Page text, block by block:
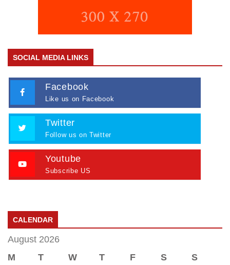
SOCIAL MEDIA LINKS
Facebook
Like us on Facebook
Twitter
Follow us on Twitter
Youtube
Subscribe US
CALENDAR
August 2026
M
T W T F S
S